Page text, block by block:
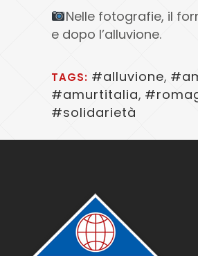
Nelle fotografie, il
e dopo l’alluvione.
TAGS: #alluvione,
#amurtitalia,
#solidarietà